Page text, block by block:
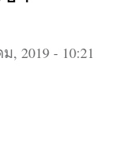
, 2019 - 10:21